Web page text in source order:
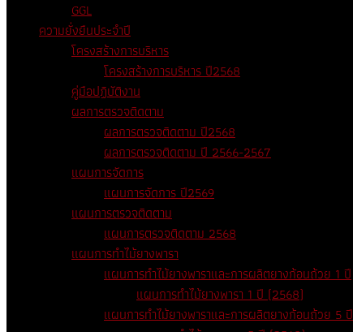
GGL
ความยั่งยืนประจำปี
โครงสร้างการบริหาร
โครงสร้างการบริหาร ปี2568
คู่มือปฏิบัติงาน
ผลการตรวจติดตาม
ผลการตรวจติดตาม ปี2568
ผลการตรวจติดตาม ปี 2566-2567
แผนการจัดการ
แผนการจัดการ ปี2569
แผนการตรวจติดตาม
แผนการตรวจติดตาม 2568
แผนการทำไม้ยางพารา
แผนการทำไม้ยางพาราและการผลิตยางก้อนถ้วย 1 ปี
แผนการทำไม้ยางพารา 1 ปี (2568)
แผนการทำไม้ยางพาราและการผลิตยางก้อนถ้วย 5 ปี